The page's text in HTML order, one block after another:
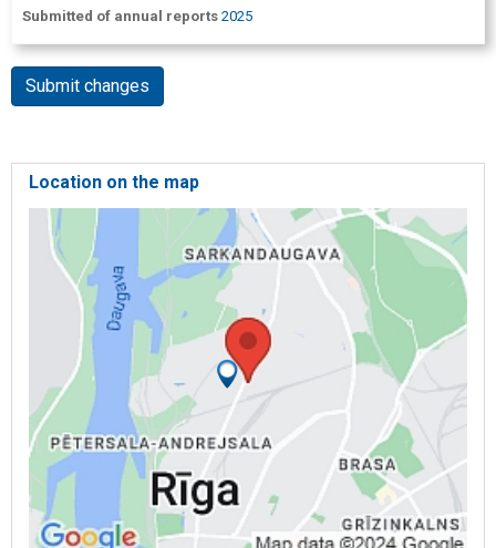
Submitted of annual reports 2025
Submit changes
Location on the map